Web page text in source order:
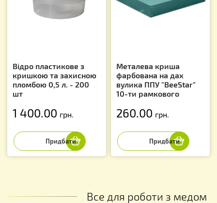
Відро пластикове з
кришкою та захисною
пломбою 0,5 л. - 200
шт
1 400.00 грн.
Металева криша
фарбована на дах
вулика ППУ "BeeStar"
10-ти рамкового
260.00 грн.
Все для роботи з медом